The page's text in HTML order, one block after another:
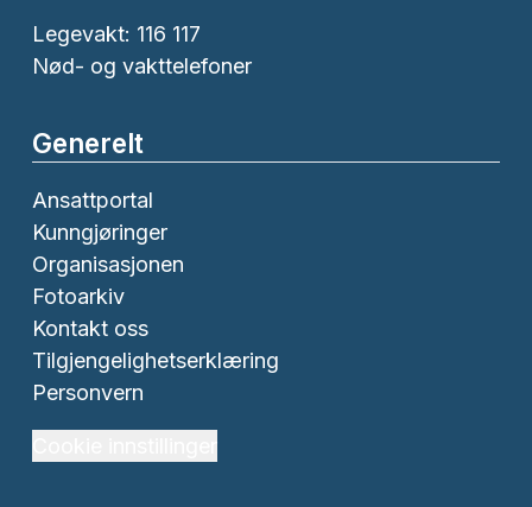
Legevakt: 116 117
Nød- og vakttelefoner
Generelt
Ansattportal
Kunngjøringer
Organisasjonen
Fotoarkiv
Kontakt oss
Tilgjengelighetserklæring
Personvern